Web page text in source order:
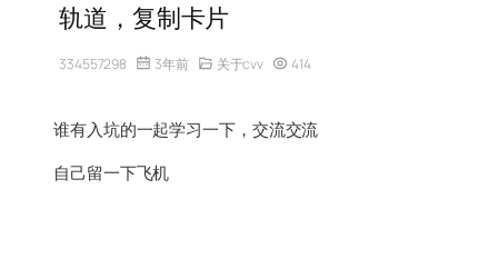
轨道，复制卡片
334557298 3年前 关于cvv 414
谁有入坑的一起学习一下，交流交流
自己留一下飞机